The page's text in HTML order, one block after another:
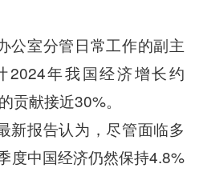
室分管日常工作的副主
2024年我国经济增长约
贡献接近30%。
报告认为，尽管面临多
度中国经济仍然保持4.8%